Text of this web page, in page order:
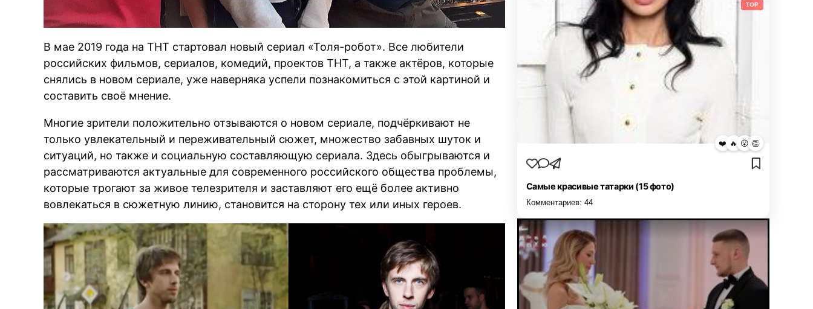
В мае 2019 года на ТНТ стартовал новый сериал «Толя-робот». Все любители
российских фильмов, сериалов, комедий, проектов ТНТ, а также актёров, которые
снялись в новом сериале, уже наверняка успели познакомиться с этой картиной и
составить своё мнение.
Многие зрители положительно отзываются о новом сериале, подчёркивают не
только увлекательный и переживательный сюжет, множество забавных шуток и
ситуаций, но также и социальную составляющую сериала. Здесь обыгрываются и
рассматриваются актуальные для современного российского общества проблемы,
которые трогают за живое телезрителя и заставляют его ещё более активно
вовлекаться в сюжетную линию, становится на сторону тех или иных героев.
TOP
❤️ 🔥 😮 👏
Самые красивые татарки (15 фото)
Комментариев: 44